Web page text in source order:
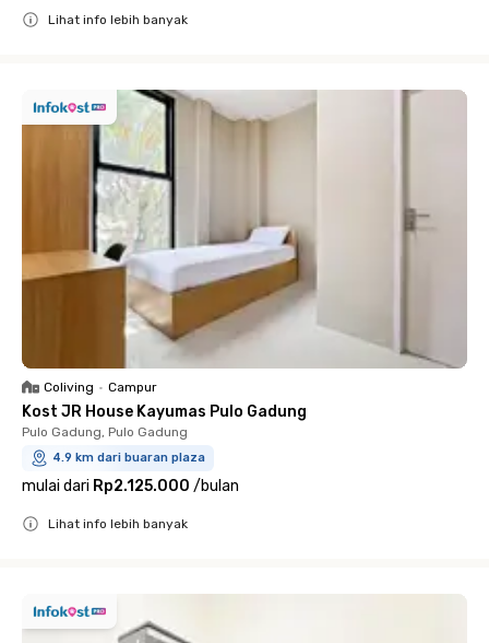
Lihat info lebih banyak
Coliving • Campur
Kost JR House Kayumas Pulo Gadung
Pulo Gadung, Pulo Gadung
4.9 km dari buaran plaza
mulai dari Rp2.125.000 /bulan
Lihat info lebih banyak